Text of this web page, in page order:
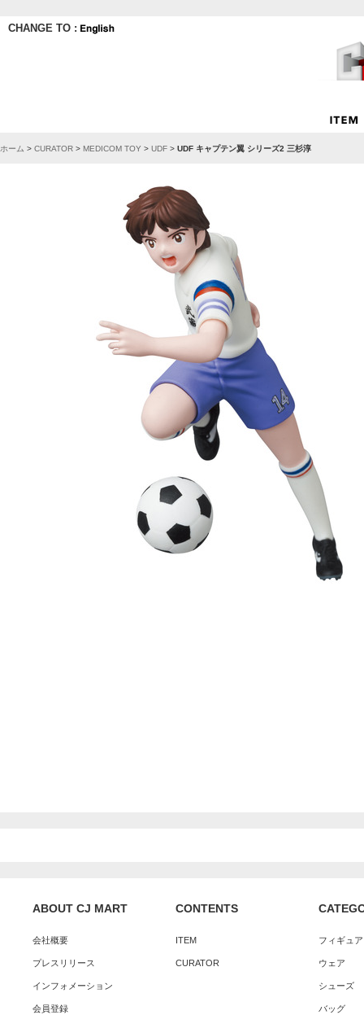
CHANGE TO :
ホーム > CURATOR > MEDICOM TOY > UDF > UDF キャプテン翼 シリーズ2 三杉淳
ABOUT CJ MART
会社概要
プレスリリース
インフォメーション
会員登録
CONTENTS
ITEM
CURATOR
フィギュ
ウェア
シューズ
バッグ